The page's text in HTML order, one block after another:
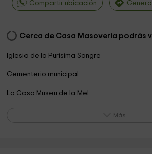
Compartir ubicación
Cerca de Casa Masoveria podrás
Iglesia de la Purisima Sangre
Cementerio municipal
La Casa Museu de la Mel
Más